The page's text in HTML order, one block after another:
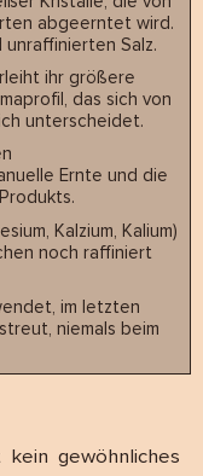
abgeerntet wird.
unraffinierten Salz.
ihr größere
das sich von
unterscheidet.
Ernte und die
Kalzium, Kalium)
noch raffiniert
im letzten
niemals beim
kein gewöhnliches